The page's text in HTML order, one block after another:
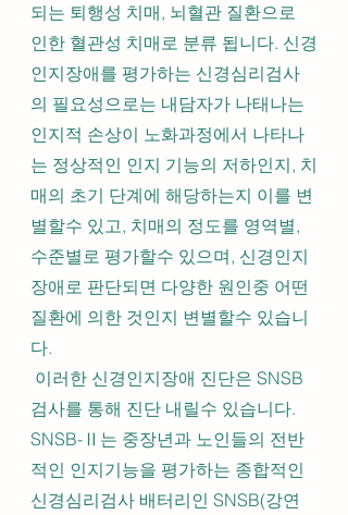
되는 퇴행성 치매, 뇌혈관 질환으로
인한 혈관성 치매로 분류 됩니다. 신경
인지장애를 평가하는 신경심리검사
의 필요성으로는 내담자가 나태나는
인지적 손상이 노화과정에서 나타나
는 정상적인 인지 기능의 저하인지, 치
매의 초기 단계에 해당하는지 이를 변
별할수 있고, 치매의 정도를 영역별,
수준별로 평가할수 있으며, 신경인지
장애로 판단되면 다양한 원인중 어떤
질환에 의한 것인지 변별할수 있습니
다.
검사를 통해 진단 내릴수 있습니다.
SNSB-Ⅱ는 중장년과 노인들의 전반
적인 인지기능을 평가하는 종합적인
신경심리검사 배터리인 SNSB(강연